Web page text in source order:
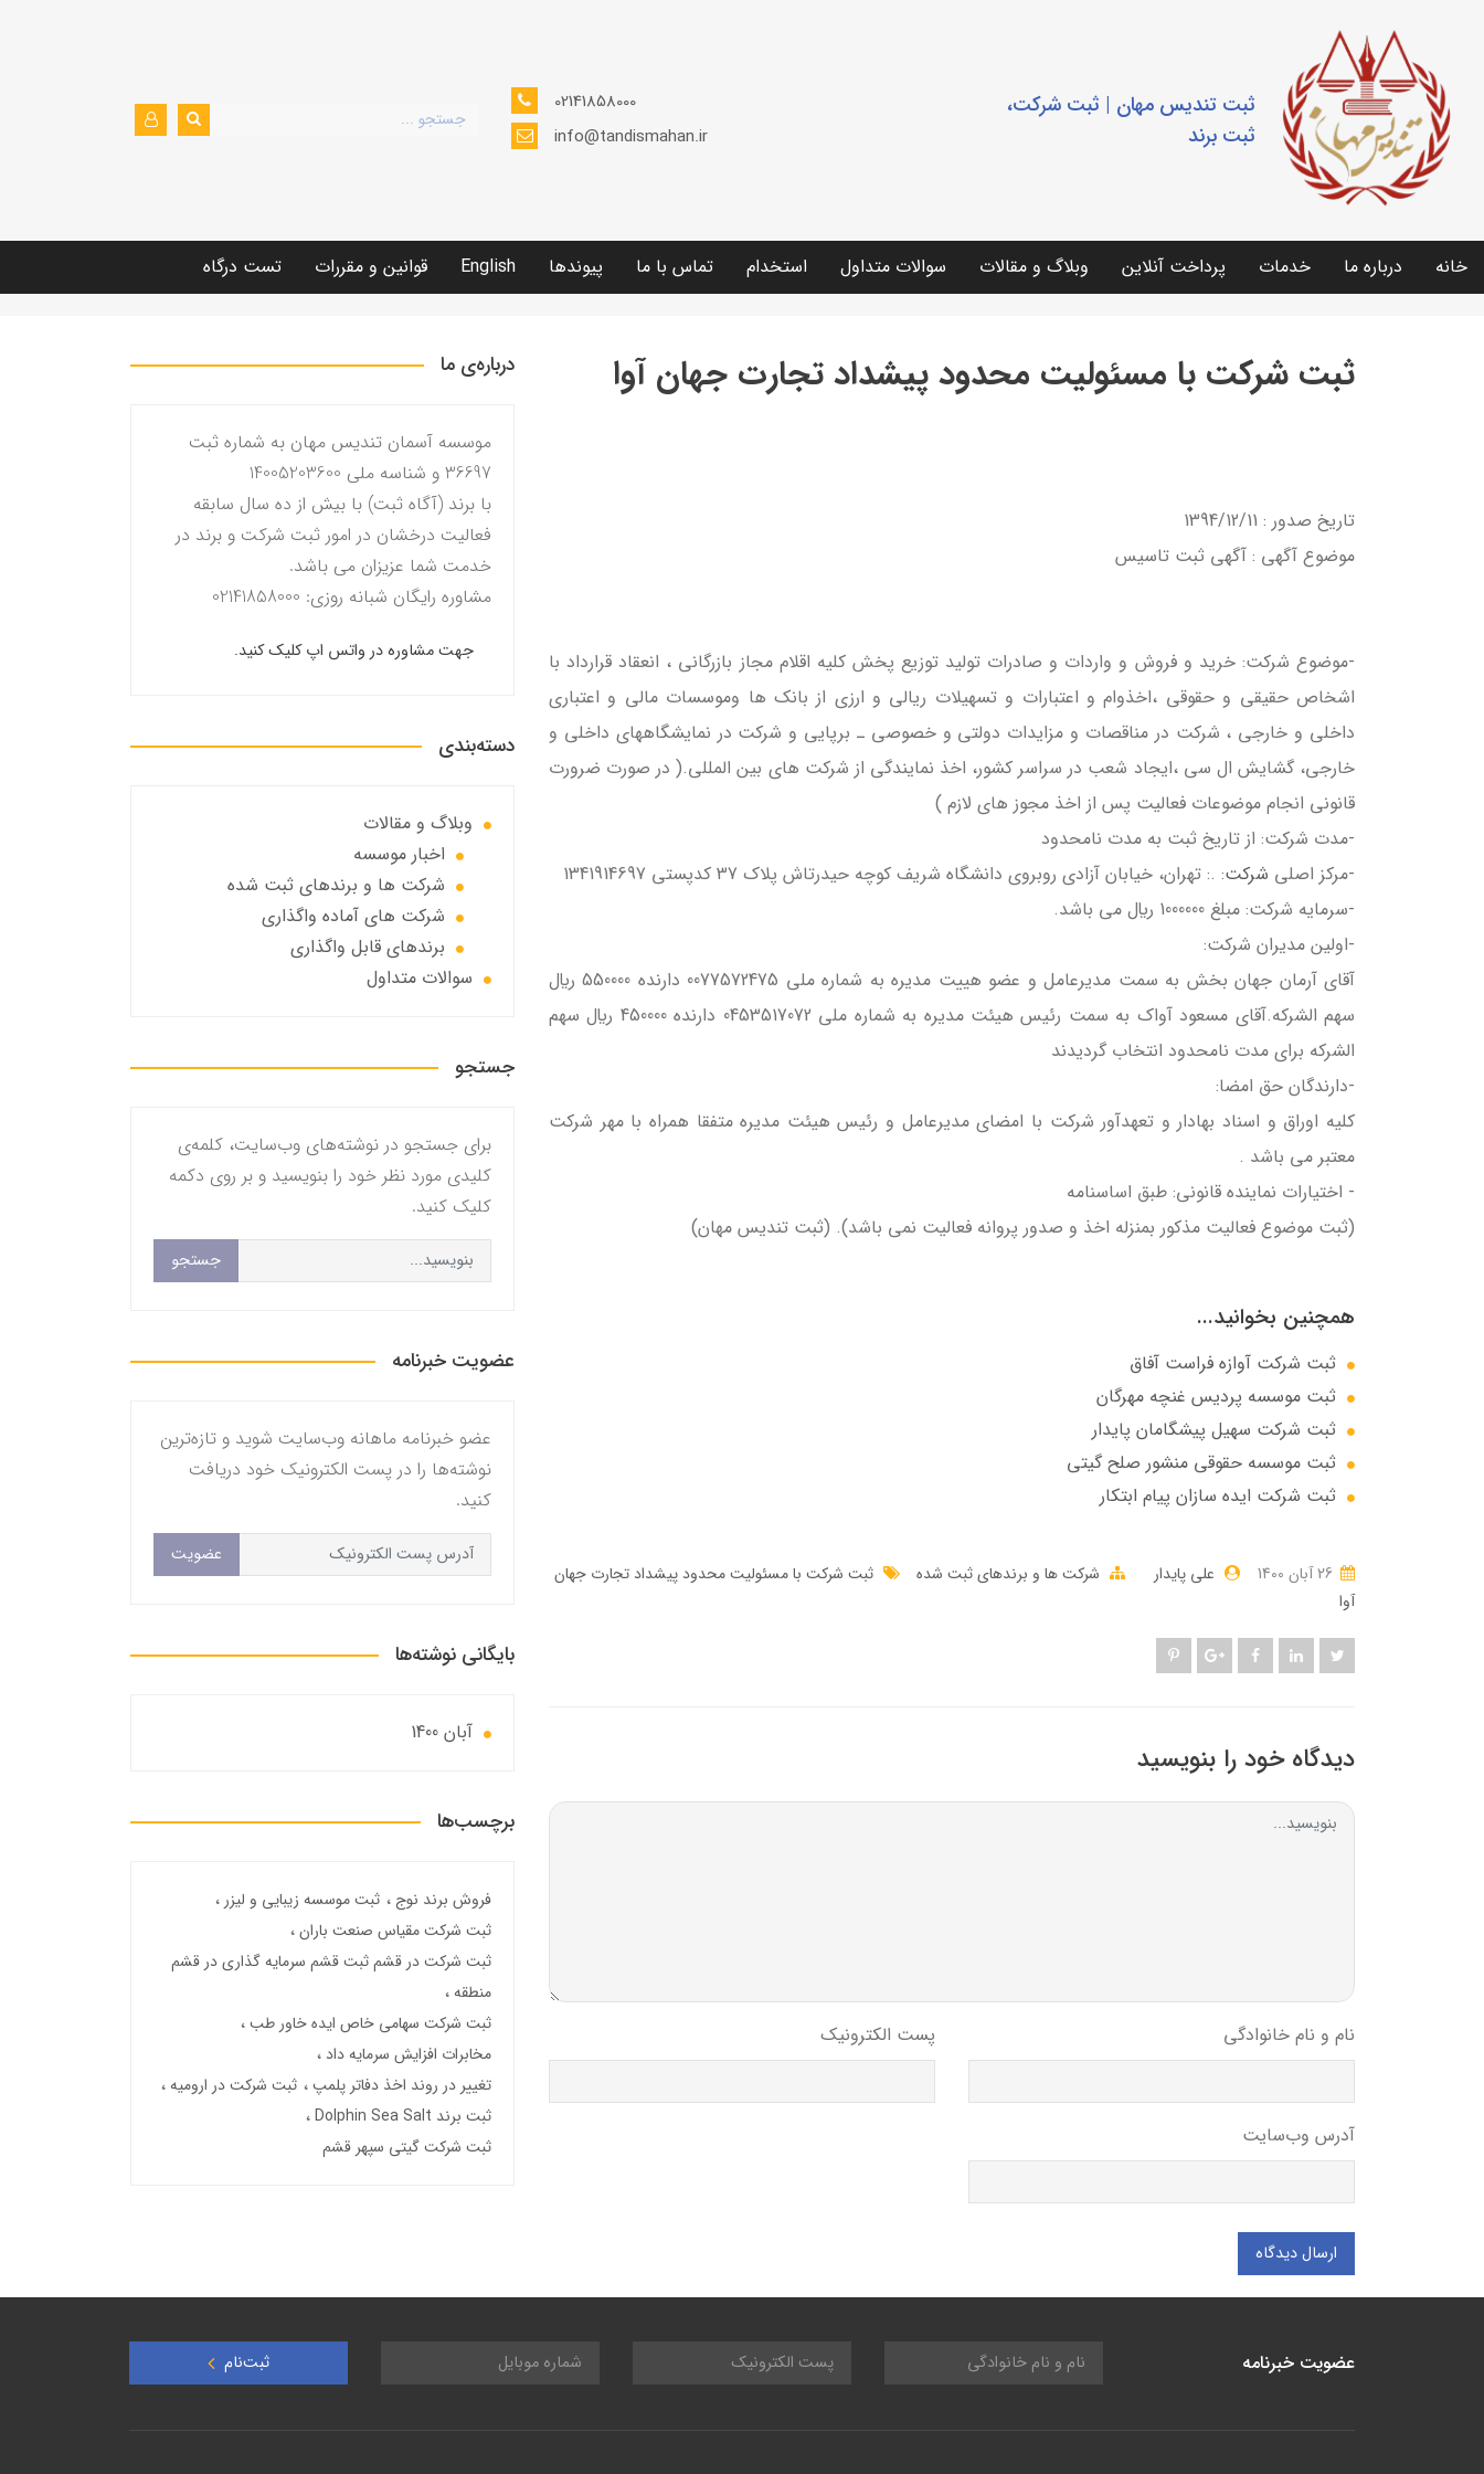
ثبت تندیس مهان | ثبت شرکت،
ثبت برند
02141858000
info@tandismahan.ir
خانه درباره ما خدمات پرداخت آنلاین وبلاگ و مقالات سوالات متداول استخدام تماس با ما پیوندها English قوانین و مقررات تست درگاه
ثبت شرکت با مسئولیت محدود پیشداد تجارت جهان آوا
تاريخ صدور : 1394/12/11
موضوع آگهی : آگهي ثبت تاسيس
-موضوع شركت: خريد و فروش و واردات و صادرات توليد توزيع پخش کليه اقلام مجاز بازرگاني ، انعقاد قرارداد با
اشخاص حقيقي و حقوقي ،اخذوام و اعتبارات و تسهيلات ريالي و ارزي از بانک ها وموسسات مالي و اعتباري
داخلي و خارجي ، شرکت در مناقصات و مزايدات دولتي و خصوصي ـ برپايي و شرکت در نمايشگاههاي داخلي و
خارجي، گشايش ال سي ،ايجاد شعب در سراسر کشور، اخذ نمايندگي از شرکت هاي بين المللي.( در صورت ضرورت
قانونی انجام موضوعات فعالیت پس از اخذ مجوز های لازم )
-مدت شركت: از تاریخ ثبت به مدت نامحدود
-مركز اصلي شركت: .: تهران، خيابان آزادي روبروي دانشگاه شريف کوچه حيدرتاش پلاک 37 کدپستي 1341914697
-سرمايه شركت: مبلغ 1000000 ريال مي باشد.
-اولين مديران شركت:
آقاي آرمان جهان بخش به سمت مديرعامل و عضو هییت مدیره به شماره ملي 0077572475 دارنده 550000 ريال
سهم الشركه.آقاي مسعود آواک به سمت رئيس هيئت مديره به شماره ملي 0453517072 دارنده 450000 ريال سهم
الشركه برای مدت نامحدود انتخاب گردیدند
-دارندگان حق امضا:
کليه اوراق و اسناد بهادار و تعهدآور شرکت با امضاي مديرعامل و رئيس هيئت مديره متفقا همراه با مهر شرکت
معتبر مي باشد .
- اختيارات نماينده قانوني: طبق اساسنامه
(ثبت موضوع فعالیت مذکور بمنزله اخذ و صدور پروانه فعالیت نمی باشد). (ثبت تندیس مهان)
همچنین بخوانید...
ثبت شرکت آوازه فراست آفاق
ثبت موسسه پردیس غنچه مهرگان
ثبت شرکت سهيل پيشگامان پايدار
ثبت موسسه حقوقی منشور صلح گیتی
ثبت شرکت ایده سازان پیام ابتکار
علی پایدار شرکت ها و برندهای ثبت شده
ثبت شرکت با مسئولیت محدود پیشداد تجارت جهان
آوا
دیدگاه خود را بنویسید
نام و نام خانوادگی پست الکترونیک
آدرس وب‌سایت
ارسال دیدگاه
درباره‌ی ما
موسسه آسمان تندیس مهان به شماره ثبت
36697 و شناسه ملی 14005203600
با برند (آگاه ثبت) با بیش از ده سال سابقه
فعالیت درخشان در امور ثبت شرکت و برند در
خدمت شما عزیزان می باشد.
مشاوره رایگان شبانه روزی: 02141858000
جهت مشاوره در واتس اپ کلیک کنید.
دسته‌بندی
وبلاگ و مقالات
اخبار موسسه
شرکت ها و برندهای ثبت شده
شرکت های آماده واگذاری
برندهای قابل واگذاری
سوالات متداول
جستجو
برای جستجو در نوشته‌های وب‌سایت، کلمه‌ی
کلیدی مورد نظر خود را بنویسید و بر روی دکمه
کلیک کنید.
جستجو
عضویت خبرنامه
عضو خبرنامه ماهانه وب‌سایت شوید و تازه‌ترین
نوشته‌ها را در پست الکترونیک خود دریافت
کنید.
عضویت
بایگانی نوشته‌ها
آبان 1400
برچسب‌ها
فروش برند نوج
ثبت موسسه زیبایی و لیزر
ثبت شرکت مقیاس صنعت باران
ثبت شرکت در قشم ثبت قشم سرمایه گذاری در قشم
منطقه
ثبت شرکت سهامی خاص ایده خاور طب
مخابرات افزایش سرمایه داد
تغییر در روند اخذ دفاتر پلمپ
ثبت شرکت در ارومیه
ثبت برند Dolphin Sea Salt
ثبت شرکت گیتی سپهر قشم
عضویت خبرنامه ثبت‌نام